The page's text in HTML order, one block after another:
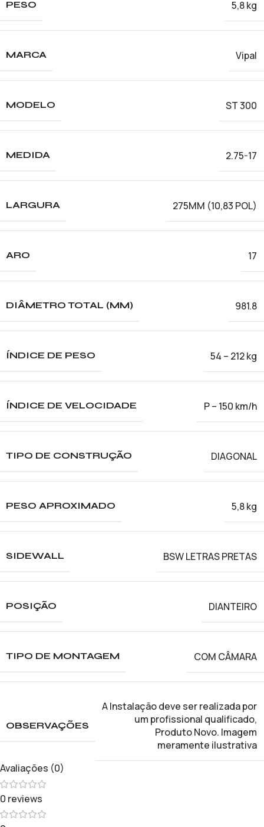
PESO 5,8 kg
MARCA Vipal
MODELO ST 300
MEDIDA 2.75-17
LARGURA 275MM (10,83 POL)
ARO 17
DIÂMETRO TOTAL (MM) 981.8
ÍNDICE DE PESO 54 – 212 kg
ÍNDICE DE VELOCIDADE P – 150 km/h
TIPO DE CONSTRUÇÃO DIAGONAL
PESO APROXIMADO 5,8 kg
SIDEWALL BSW LETRAS PRETAS
POSIÇÃO DIANTEIRO
TIPO DE MONTAGEM COM CÂMARA
OBSERVAÇÕES
A Instalação deve ser realizada por
um profissional qualificado,
Produto Novo. Imagem
meramente ilustrativa
Avaliações (0)
0 reviews